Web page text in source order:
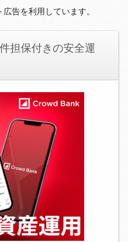
告を利用しています。
担保付きの安全運